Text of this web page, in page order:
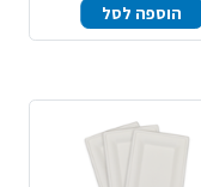
הוספה לסל